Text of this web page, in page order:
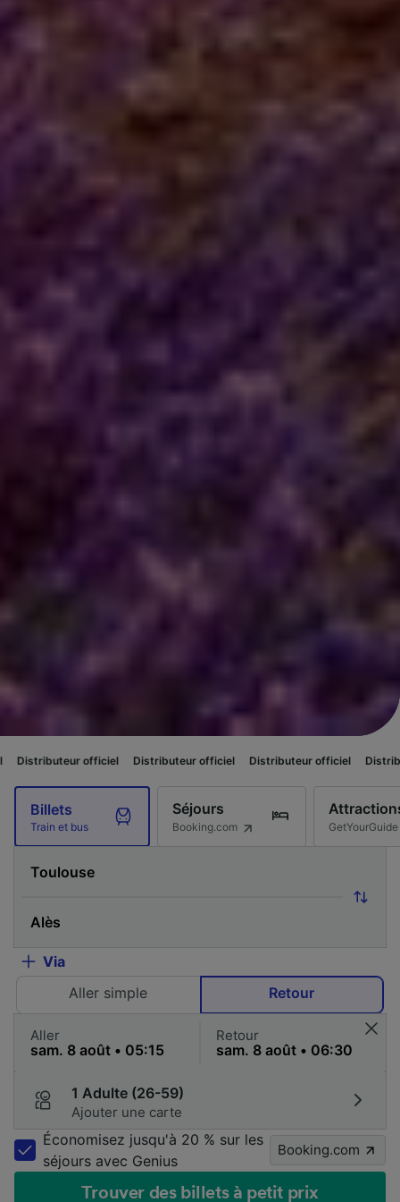
officiel Distributeur officiel Distributeur officiel Distributeur officiel
Billets
Train et bus
Séjours
Booking.com GetYourGuide
Via
Aller simple
Retour
Aller Retour
1 Adulte (26-59)
Ajouter une carte
Économisez jusqu'à 20 % sur les
séjours avec Genius
Booking.com
Trouver des billets à petit prix